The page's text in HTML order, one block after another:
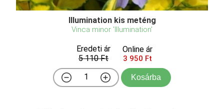
Illumination kis meténg
Vinca minor 'Illumination'
Eredeti ár
5 110 Ft
Online ár
3 950 Ft
Kosárba